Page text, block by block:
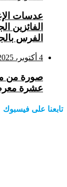
عدسات
الفائزين
الفرس
4 أكتوبر، 2025
صورة من
عشرة
تابعنا على فيسبوك